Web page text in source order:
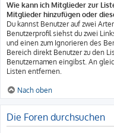
Wie kann ich Mitglieder zur
Mitglieder hinzufügen oder
Du kannst Benutzer auf zwei
Benutzerprofil siehst du zwei
und einen zum Ignorieren des
Bereich direkt Benutzer zu den
Benutzernamen eingibst. An
Listen entfernen.
Nach oben
Die Foren durchsuchen